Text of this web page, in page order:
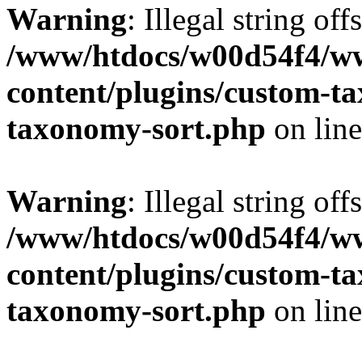
Warning: Illegal string
/www/htdocs/w00d54f4/
content/plugins/custom-
taxonomy-sort.php on
Warning: Illegal string
/www/htdocs/w00d54f4/
content/plugins/custom-
taxonomy-sort.php on